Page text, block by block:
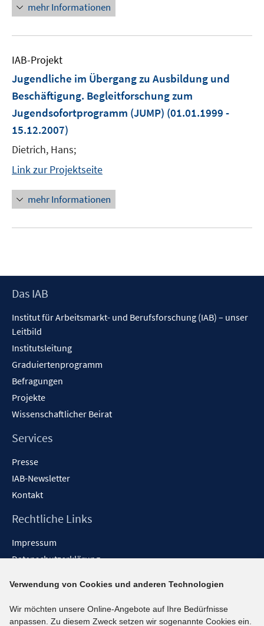
mehr Informationen
IAB-Projekt
Jugendliche im Übergang zu Ausbildung und
Beschäftigung. Begleitforschung zum
Jugendsofortprogramm (JUMP) (01.01.1999 -
15.12.2007)
Dietrich, Hans;
Link zur Projektseite
mehr Informationen
Footer
Das IAB
Institut für Arbeitsmarkt- und Berufsforschung (IAB) – unser
Leitbild
Institutsleitung
Graduiertenprogramm
Befragungen
Projekte
Wissenschaftlicher Beirat
Services
Presse
IAB-Newsletter
Kontakt
Rechtliche Links
Impressum
Datenschutzerklärung
Barrieren melden
Social-Media-Kanäle
Verwendung von Cookies und anderen Technologien
Wir möchten unsere Online-Angebote auf Ihre Bedürfnisse
anpassen. Zu diesem Zweck setzen wir sogenannte Cookies ein.